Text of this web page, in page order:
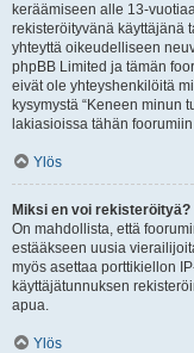
keräämiseen alle 13-
rekisteröityvänä käyttäjänä
yhteyttä oikeudelliseen
phpBB Limited ja tämän
eivät ole yhteyshenkilöitä
kysymystä “Keneen minun
lakiasioissa tähän
Ylös
Miksi en voi rekisteröityä?
On mahdollista, että
estääkseen uusia
myös asettaa porttikiellon
käyttäjätunnuksen
apua.
Ylös